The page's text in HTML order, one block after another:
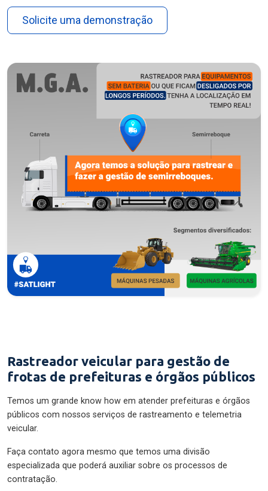
Solicite uma demonstração
Rastreador veicular para gestão de
frotas de prefeituras e órgãos públicos
Temos um grande know how em atender prefeituras e órgãos
públicos com nossos serviços de rastreamento e telemetria
veicular.
Faça contato agora mesmo que temos uma divisão
especializada que poderá auxiliar sobre os processos de
contratação.